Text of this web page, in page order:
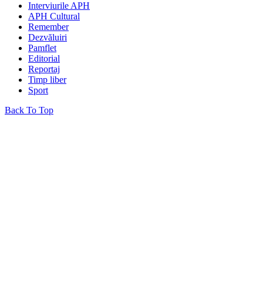
Interviurile APH
APH Cultural
Remember
Dezvăluiri
Pamflet
Editorial
Reportaj
Timp liber
Sport
Back To Top